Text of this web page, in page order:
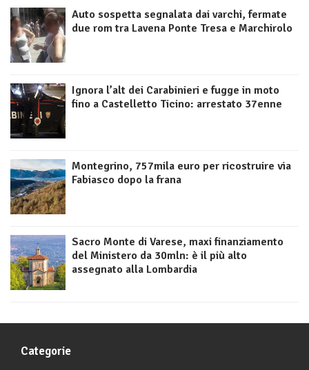
Auto sospetta segnalata dai varchi, fermate
due rom tra Lavena Ponte Tresa e Marchirolo
Ignora l’alt dei Carabinieri e fugge in moto
fino a Castelletto Ticino: arrestato 37enne
Montegrino, 757mila euro per ricostruire via
Fabiasco dopo la frana
Sacro Monte di Varese, maxi finanziamento
del Ministero da 30mln: è il più alto
assegnato alla Lombardia
Categorie